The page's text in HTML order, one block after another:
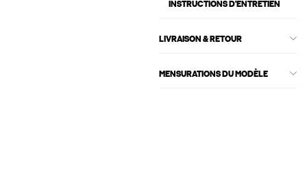
INSTRUCTIONS D'ENTRETIEN
LIVRAISON & RETOUR
MENSURATIONS DU MODÈLE